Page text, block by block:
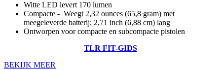
Witte LED levert 170 lumen
Compacte - Weegt 2,32 ounces (65,8 gram) met
meegeleverde batterij; 2,71 inch (6,88 cm) lang
Ontworpen voor compacte en subcompacte pistolen
TLR FIT-GIDS
BEKIJK MEER